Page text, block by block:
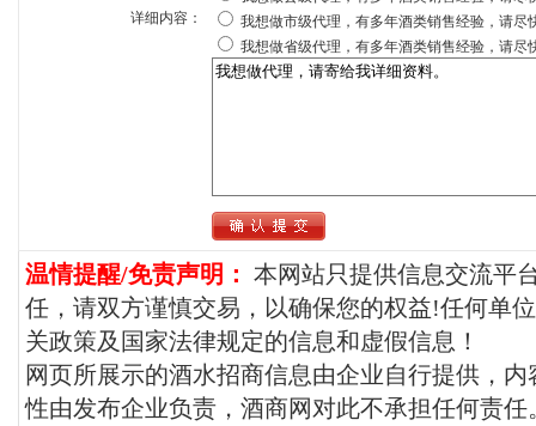
详细内容：
我想做市级代理，有多年酒类销售经验，请尽
我想做省级代理，有多年酒类销售经验，请尽
温情提醒/免责声明： 本网站只提供信息交流平
任，请双方谨慎交易，以确保您的权益!任何单
关政策及国家法律规定的信息和虚假信息！
网页所展示的酒水招商信息由企业自行提供，
性由发布企业负责，酒商网对此不承担任何责任